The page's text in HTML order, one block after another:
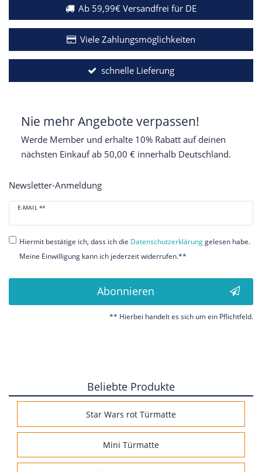
Ab 59,99€ Versandfrei für DE
Viele Zahlungsmöglichkeiten
schnelle Lieferung
Nie mehr Angebote verpassen!
Werde Member und erhalte 10% Rabatt auf deinen
nächsten Einkauf ab 50,00 € innerhalb Deutschland.
Newsletter-Anmeldung
E-MAIL **
Newsletter
Honig
Hiermit bestätige ich, dass ich die Daten­schutz­erklärunggelesen habe.
Meine Einwilligung kann ich jederzeit widerrufen.**
Abonnieren
** Hierbei handelt es sich um ein Pflichtfeld.
Beliebte Produkte
Star Wars rot Türmatte
Mini Türmatte